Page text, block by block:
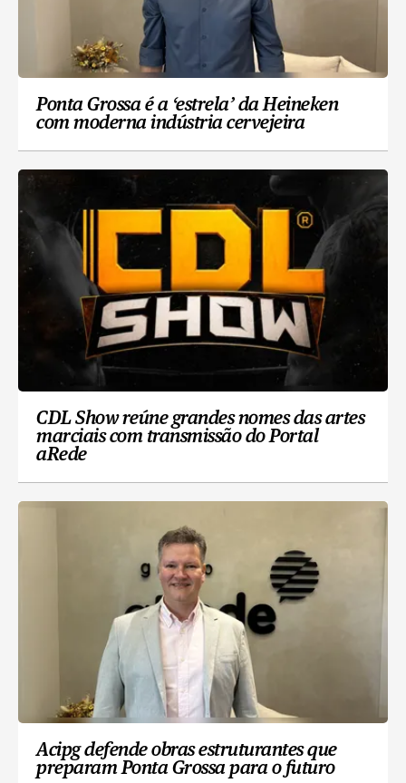
Ponta Grossa é a ‘estrela’ da Heineken
com moderna indústria cervejeira
CDL Show reúne grandes nomes das artes
marciais com transmissão do Portal
aRede
Acipg defende obras estruturantes que
preparam Ponta Grossa para o futuro